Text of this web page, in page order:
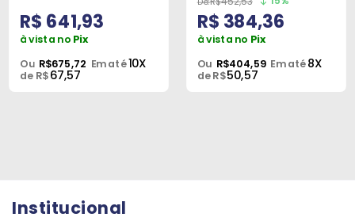
R$ 641,93
à vista no Pix
Ou R$675,72 Em até10X
de R$67,57
R$ 384,36
à vista no Pix
Ou R$404,59 Em até8X
de R$50,57
Institucional